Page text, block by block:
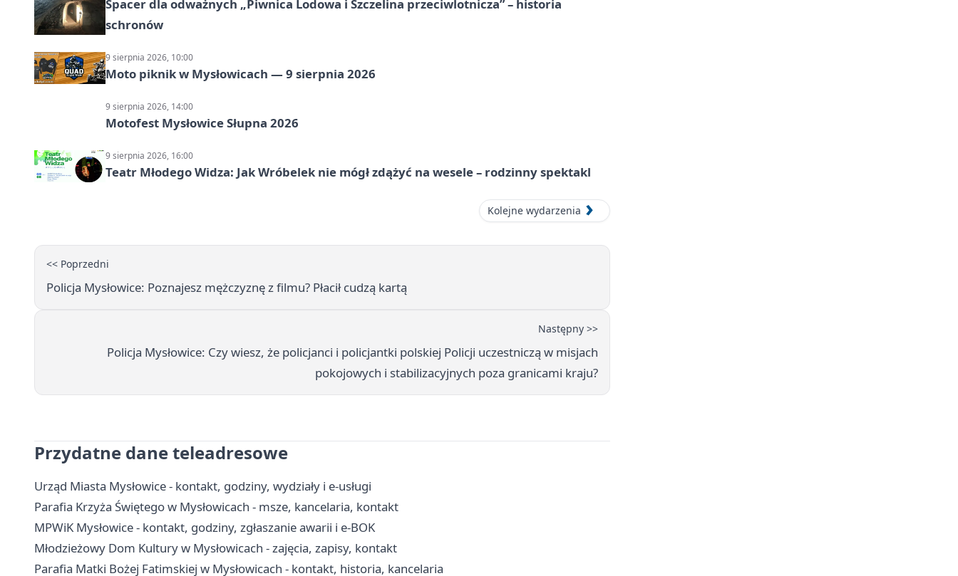
Spacer dla odważnych „Piwnica Lodowa i Szczelina przeciwlotnicza” – historia
schronów
9 sierpnia 2026, 10:00
Moto piknik w Mysłowicach — 9 sierpnia 2026
9 sierpnia 2026, 14:00
Motofest Mysłowice Słupna 2026
9 sierpnia 2026, 16:00
Teatr Młodego Widza: Jak Wróbelek nie mógł zdążyć na wesele – rodzinny spektakl
Kolejne wydarzenia
<< Poprzedni
Policja Mysłowice: Poznajesz mężczyznę z filmu? Płacił cudzą kartą
Następny >>
Policja Mysłowice: Czy wiesz, że policjanci i policjantki polskiej Policji uczestniczą w misjach
pokojowych i stabilizacyjnych poza granicami kraju?
Przydatne dane teleadresowe
Urząd Miasta Mysłowice - kontakt, godziny, wydziały i e-usługi
Parafia Krzyża Świętego w Mysłowicach - msze, kancelaria, kontakt
MPWiK Mysłowice - kontakt, godziny, zgłaszanie awarii i e-BOK
Młodzieżowy Dom Kultury w Mysłowicach - zajęcia, zapisy, kontakt
Parafia Matki Bożej Fatimskiej w Mysłowicach - kontakt, historia, kancelaria